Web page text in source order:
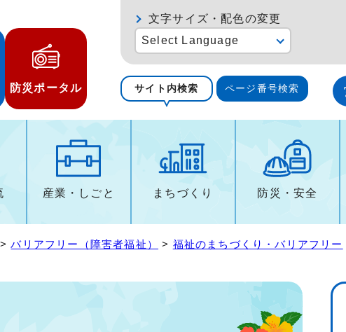
防災ポータル
文字サイズ・配色の変更
Select Language
サイト内検索 ページ番号検索
産業・しごと まちづくり 防災・安全
>バリアフリー（障害者福祉） > 福祉のまちづくり・バリアフリー